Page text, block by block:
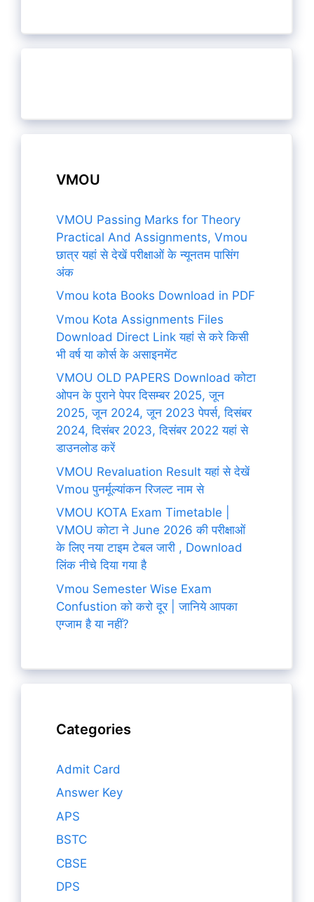
VMOU
VMOU Passing Marks for Theory
Practical And Assignments, Vmou
छात्र यहां से देखें परीक्षाओं के न्यूनतम पासिंग
अंक
Vmou kota Books Download in PDF
Vmou Kota Assignments Files
Download Direct Link यहां से करे किसी
भी वर्ष या कोर्स के असाइनमेंट
VMOU OLD PAPERS Download कोटा
ओपन के पुराने पेपर दिसम्बर 2025, जून
2025, जून 2024, जून 2023 पेपर्स, दिसंबर
2024, दिसंबर 2023, दिसंबर 2022 यहां से
डाउनलोड करें
VMOU Revaluation Result यहां से देखें
Vmou पुनर्मूल्यांकन रिजल्ट नाम से
VMOU KOTA Exam Timetable |
VMOU कोटा ने June 2026 की परीक्षाओं
के लिए नया टाइम टेबल जारी , Download
लिंक नीचे दिया गया है
Vmou Semester Wise Exam
Confustion को करो दूर | जानिये आपका
एग्जाम है या नहीं?
Categories
Admit Card
Answer Key
APS
BSTC
CBSE
DPS